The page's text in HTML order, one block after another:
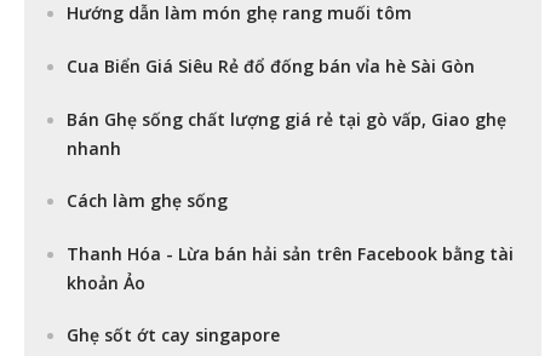
Hướng dẫn làm món ghẹ rang muối tôm
Cua Biển Giá Siêu Rẻ đổ đống bán vỉa hè Sài Gòn
Bán Ghẹ sống chất lượng giá rẻ tại gò vấp, Giao ghẹ
nhanh
Cách làm ghẹ sống
Thanh Hóa - Lừa bán hải sản trên Facebook bằng tài
khoản Ảo
Ghẹ sốt ớt cay singapore